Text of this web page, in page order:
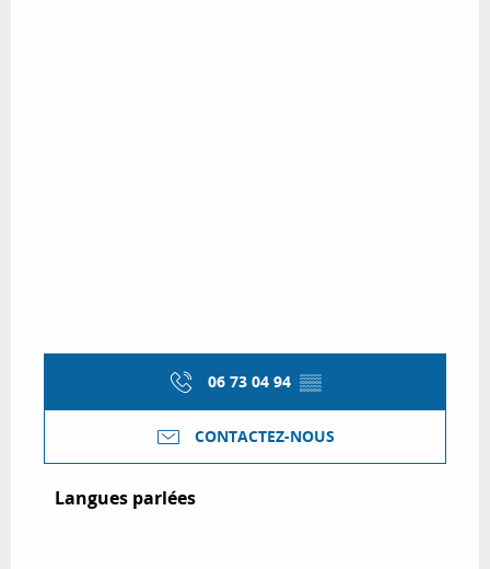
06 73 04 94 ▒▒
CONTACTEZ-NOUS
Langues parlées
Langues parlées